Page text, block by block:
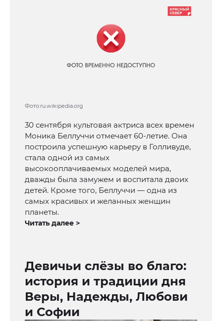
Фото:ru.wikipedia.org
30 сентября культовая актриса всех времен
Моника Беллуччи отмечает 60-летие. Она
построила успешную карьеру в Голливуде,
стала одной из самых
высокооплачиваемых моделей мира,
дважды была замужем и воспитала двоих
детей. Кроме того, Беллуччи — одна из
самых красивых и желанных женщин
планеты.
Читать далее >
Девичьи слёзы во благо:
история и традиции дня
Веры, Надежды, Любови
и Софии